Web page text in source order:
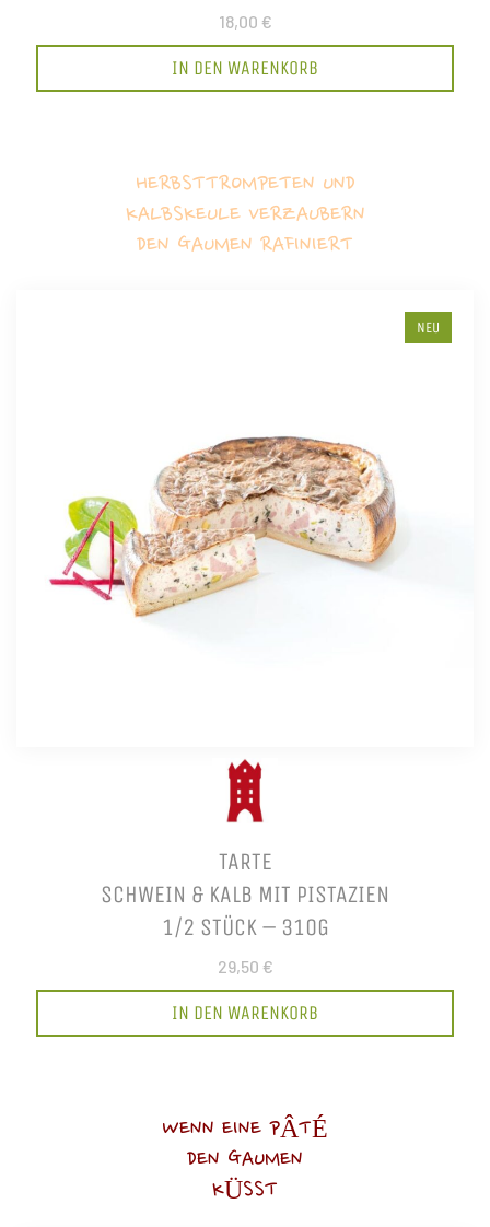
18,00 €
IN DEN WARENKORB
HERBSTTROMPETEN UND
KALBSKEULE VERZAUBERN
DEN GAUMEN RAFINIERT
NEU
TARTE
SCHWEIN & KALB MIT PISTAZIEN
1/2 STÜCK – 310G
29,50 €
IN DEN WARENKORB
WENN EINE PÂTÉ
DEN GAUMEN
KÜSST